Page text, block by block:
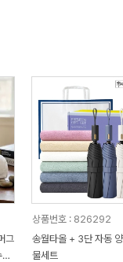
그
상품번호 : 826292
송월타올 + 3단 자동
물세트